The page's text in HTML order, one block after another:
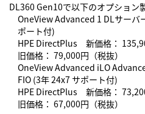
DL360 Gen10で以下のオプション
OneView Advanced 1 DLサーバ
ポート付)
HPE DirectPlus 新価格：
旧価格： 79,000円（税抜）
OneView Advanced iLO
FIO (3年 24x7 サポート付)
HPE DirectPlus 新価格：
旧価格： 67,000円（税抜）